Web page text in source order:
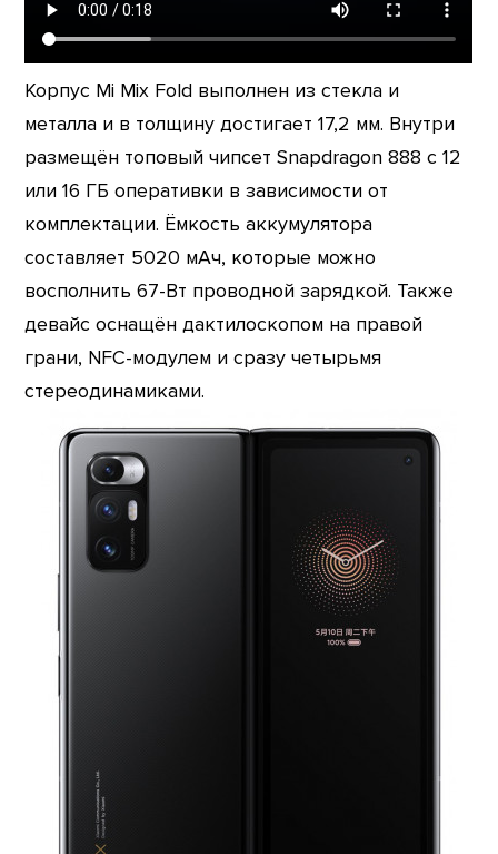
Корпус Mi Mix Fold выполнен из стекла и
металла и в толщину достигает 17,2 мм. Внутри
размещён топовый чипсет Snapdragon 888 с 12
или 16 ГБ оперативки в зависимости от
комплектации. Ёмкость аккумулятора
составляет 5020 мАч, которые можно
восполнить 67-Вт проводной зарядкой. Также
девайс оснащён дактилоскопом на правой
грани, NFC-модулем и сразу четырьмя
стереодинамиками.